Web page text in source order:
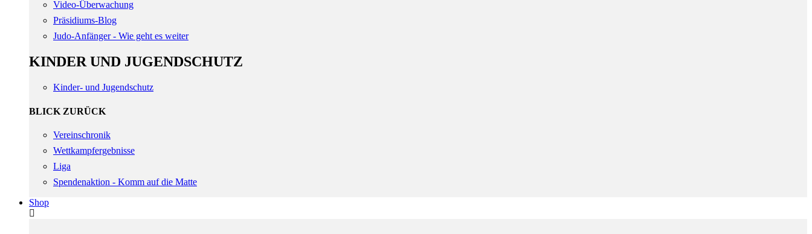
Video-Überwachung
Präsidiums-Blog
Judo-Anfänger - Wie geht es weiter
KINDER UND JUGENDSCHUTZ
Kinder- und Jugendschutz
BLICK ZURÜCK
Vereinschronik
Wettkampfergebnisse
Liga
Spendenaktion - Komm auf die Matte
Shop